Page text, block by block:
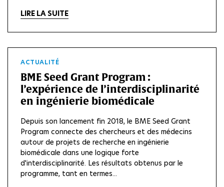
LIRE LA SUITE
ACTUALITÉ
BME Seed Grant Program :
l’expérience de l’interdisciplinarité
en ingénierie biomédicale
Depuis son lancement fin 2018, le BME Seed Grant
Program connecte des chercheurs et des médecins
autour de projets de recherche en ingénierie
biomédicale dans une logique forte
d'interdisciplinarité. Les résultats obtenus par le
programme, tant en termes...